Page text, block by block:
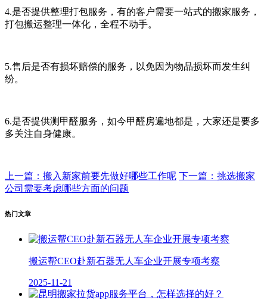
4.是否提供整理打包服务，有的客户需要一站式的搬家服务，
打包搬运整理一体化，全程不动手。
5.售后是否有损坏赔偿的服务，以免因为物品损坏而发生纠
纷。
6.是否提供测甲醛服务，如今甲醛房遍地都是，大家还是要多
多关注自身健康。
上一篇：搬入新家前要先做好哪些工作呢 下一篇：挑选搬家
公司需要考虑哪些方面的问题
热门文章
搬运帮CEO赴新石器无人车企业开展专项考察
2025-11-21